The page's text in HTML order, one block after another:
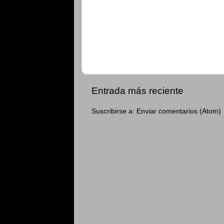
Entrada más reciente
Suscribirse a: Enviar comentarios (Atom)